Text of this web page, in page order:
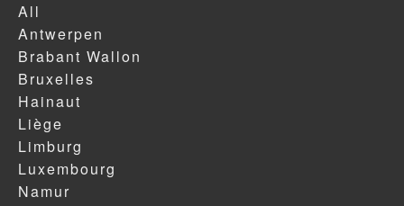
All
Antwerpen
Brabant Wallon
Bruxelles
Hainaut
Liège
Limburg
Luxembourg
Namur